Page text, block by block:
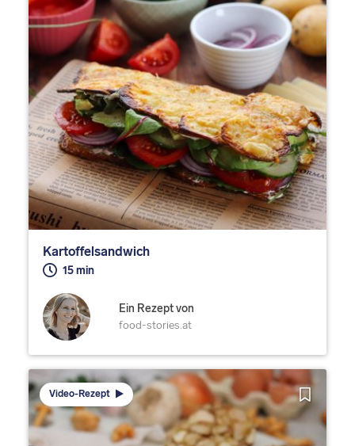
Kartoffelsandwich
15 min
Ein Rezept von
food-stories.at
Video-Rezept